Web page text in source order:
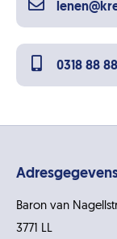
0318 88
Baron van
3771 LL